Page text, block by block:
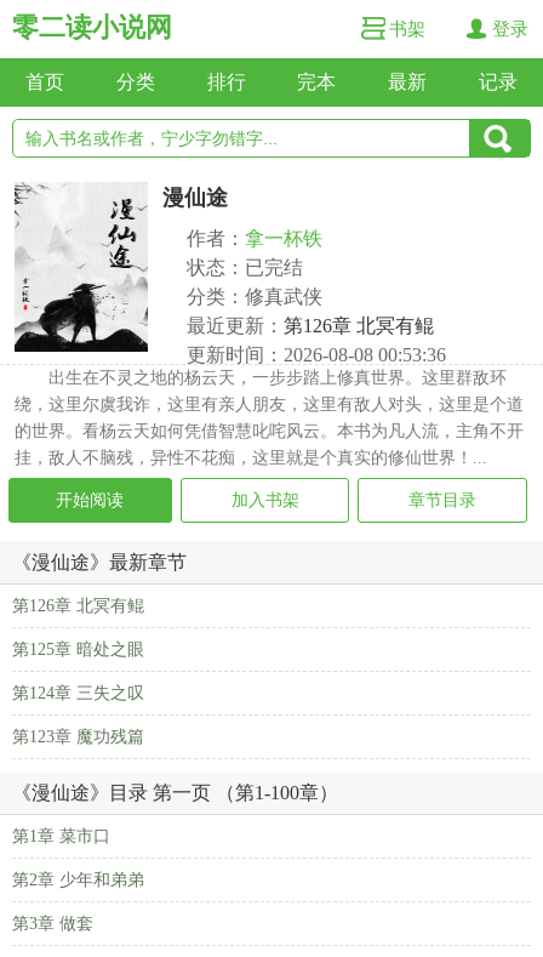
零二读小说网 书架 登录
首页 分类 排行 完本 最新 记录
漫仙途
作者： 拿一杯铁
状态：已完结
分类：修真武侠
最近更新： 第126章 北冥有鲲
更新时间：2026-08-08 00:53:36
出生在不灵之地的杨云天，一步步踏上修真世界。这里群敌环
绕，这里尔虞我诈，这里有亲人朋友，这里有敌人对头，这里是个道
的世界。看杨云天如何凭借智慧叱咤风云。本书为凡人流，主角不开
挂，敌人不脑残，异性不花痴，这里就是个真实的修仙世界！...
开始阅读 加入书架 章节目录
《漫仙途》最新章节
第126章 北冥有鲲
第125章 暗处之眼
第124章 三失之叹
第123章 魔功残篇
《漫仙途》目录 第一页 （第1-100章）
第1章 菜市口
第2章 少年和弟弟
第3章 做套